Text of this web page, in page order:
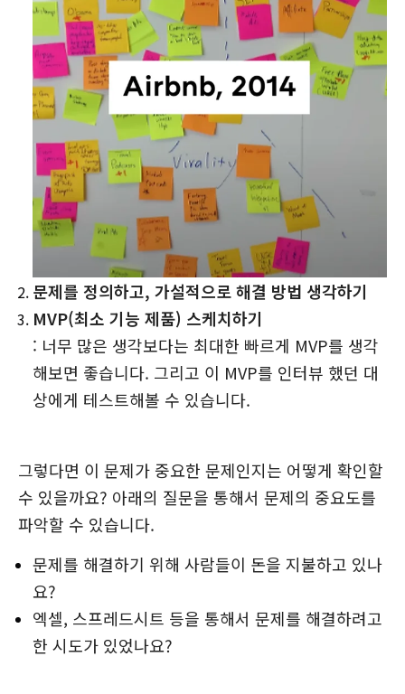
문제를 정의하고, 가설적으로 해결 방법 생각하기
MVP(최소 기능 제품) 스케치하기
: 너무 많은 생각보다는 최대한 빠르게 MVP를 생각
해보면 좋습니다. 그리고 이 MVP를 인터뷰 했던 대
상에게 테스트해볼 수 있습니다.
그렇다면 이 문제가 중요한 문제인지는 어떻게 확인할
수 있을까요? 아래의 질문을 통해서 문제의 중요도를
파악할 수 있습니다.
문제를 해결하기 위해 사람들이 돈을 지불하고 있나
요?
엑셀, 스프레드시트 등을 통해서 문제를 해결하려고
한 시도가 있었나요?